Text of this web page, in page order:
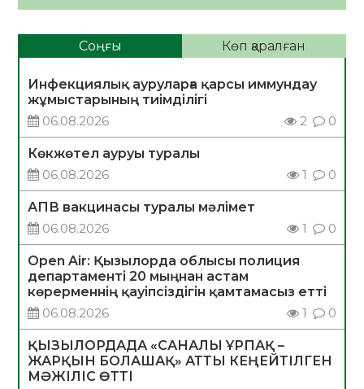
Соңғы Көп қаралған
Инфекциялық ауруларға қарсы иммундау
жұмыстарының тиімділігі
06.08.2026
2 0
Көкжөтел ауруы туралы
06.08.2026
1 0
АПВ вакцинасы туралы мәлімет
06.08.2026
1 0
Open Air: Қызылорда облысы полиция
департаменті 20 мыңнан астам
көрерменнің қауіпсіздігін қамтамасыз етті
06.08.2026
1 0
ҚЫЗЫЛОРДАДА «САНАЛЫ ҰРПАҚ –
ЖАРҚЫН БОЛАШАҚ» АТТЫ КЕҢЕЙТІЛГЕН
МӘЖІЛІС ӨТТІ